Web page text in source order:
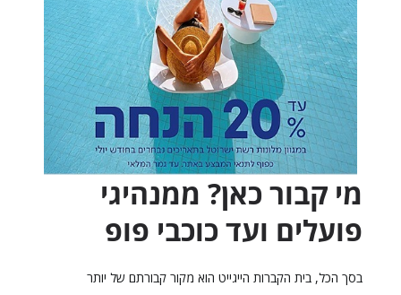
מי קבור כאן? ממנהיגי
פועלים ועד כוכבי פופ
בסך הכל, בית הקברות הייגייט הוא מקור קבורתם של יותר